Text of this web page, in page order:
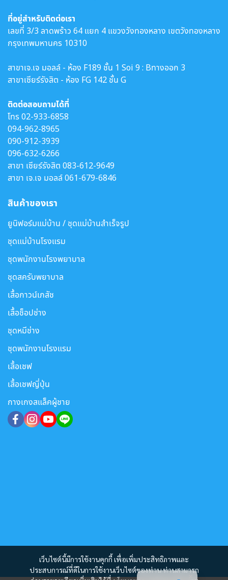
เว็บไซต์นี้มีการใช้งานคุกกี้ เพื่อเพิ่มประสิทธิภาพและ
ประสบการณ์ที่ดีในการใช้งานเว็บไซต์ของท่าน ท่านสามารถ
ที่อยู่สำหรับติดต่อเรา
เลขที่ 3/3 ลาดพร้าว 64 แยก 4 แขวงวังทองหลาง เขตวังทองหลาง
กรุงเทพมหานคร 10310
สาขาเจ.เจ มอลล์ - ห้อง F189 ชั้น 1 Soi 9 : Bทางออก 3
สาขาเซียร์รังสิต - ห้อง FG 142 ชั้น G
ติดต่อสอบถามได้ที่
โทร02-933-6858
094-962-8965
090-912-3939
096-632-6266
สาขา เซียร์รังสิต 083-612-9649
สาขา เจ.เจ มอลล์061-679-6846
สินค้าของเรา
ยูนิฟอร์มแม่บ้าน / ชุดแม่บ้านสำเร็จรูป
ชุดแม่บ้านโรงแรม
ชุดพนักงานโรงพยาบาล
ชุดสครับพยาบาล
เสื้อกาวน์เภสัช
เสื้อช็อปช่าง
ชุดหมีช่าง
ชุดพนักงานโรงแรม
เสื้อเชฟ
เสื้อเชฟญี่ปุ่น
กางเกงสแล็คผู้ชาย